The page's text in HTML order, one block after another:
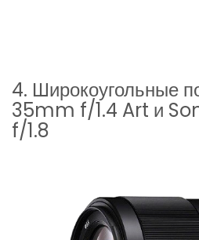
4. Широкоугольные
35mm f/1.4 Art и
f/1.8